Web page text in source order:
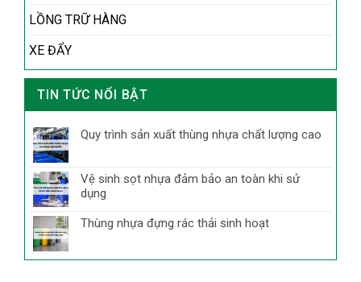
LỒNG TRỮ HÀNG
XE ĐẨY
TIN TỨC NỔI BẬT
Quy trình sản xuất thùng nhựa chất lượng cao
Vệ sinh sọt nhựa đảm bảo an toàn khi sử
dụng
Thùng nhựa đựng rác thải sinh hoạt